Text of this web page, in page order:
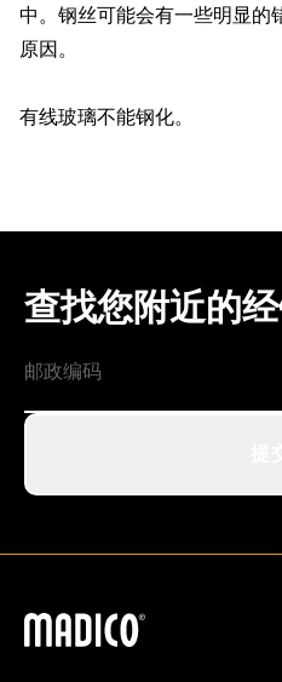
中。钢丝可能会有一些明显的
原因。
有线玻璃不能钢化。
查找您附近的
马迪科